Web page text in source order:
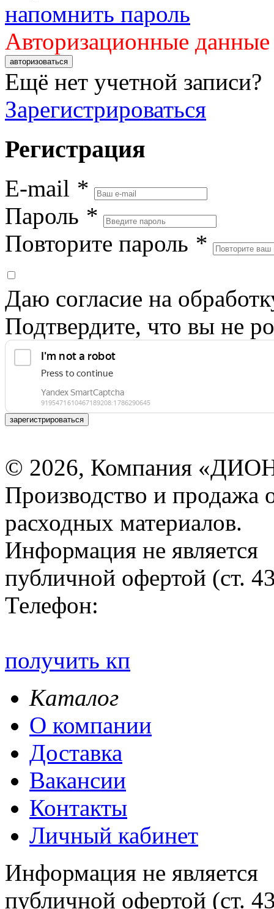
напомнить пароль
Авторизационные
авторизоваться
Ещё нет учетной записи?
Зарегистрироваться
Регистрация
E-mail *
Пароль *
Повторите пароль *
Даю согласие на
Подтвердите, что вы не
зарегистрироваться
© 2026, Компания
Производство и продажа
расходных материалов.
Информация не является
публичной офертой (ст.
Телефон:
получить кп
Каталог
О компании
Доставка
Вакансии
Контакты
Личный кабинет
Информация не является
публичной офертой (ст.